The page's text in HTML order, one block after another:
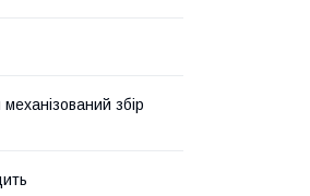
збір